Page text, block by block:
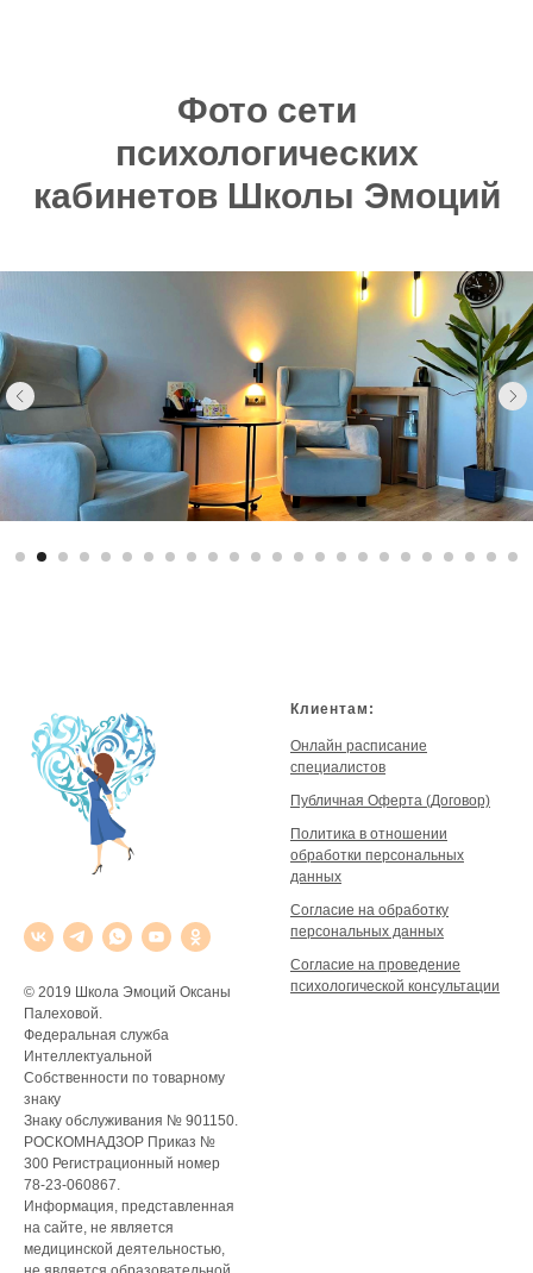
Фото сети
психологических
кабинетов Школы Эмоций
© 2019 Школа Эмоций Оксаны
Палеховой.
Федеральная служба
Интеллектуальной
Собственности по товарному
знаку
Знаку обслуживания № 901150.
РОСКОМНАДЗОР Приказ №
300 Регистрационный номер
78-23-060867.
Информация, представленная
на сайте, не является
медицинской деятельностью,
Клиентам:
Онлайн расписание
специалистов
Публичная Оферта (Договор)
Политика в отношении
обработки персональных
данных
Согласие на обработку
персональных данных
Согласие на проведение
психологической консультации